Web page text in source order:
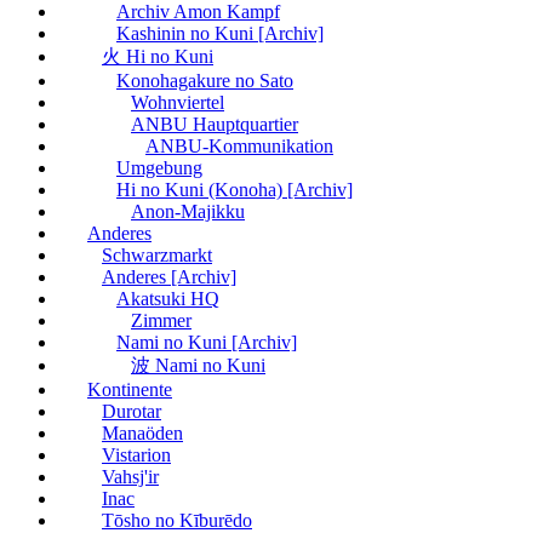
Archiv Amon Kampf
Kashinin no Kuni [Archiv]
火 Hi no Kuni
Konohagakure no Sato
Wohnviertel
ANBU Hauptquartier
ANBU-Kommunikation
Umgebung
Hi no Kuni (Konoha) [Archiv]
Anon-Majikku
Anderes
Schwarzmarkt
Anderes [Archiv]
Akatsuki HQ
Zimmer
Nami no Kuni [Archiv]
波 Nami no Kuni
Kontinente
Durotar
Manaöden
Vistarion
Vahsj'ir
Inac
Tōsho no Kīburēdo